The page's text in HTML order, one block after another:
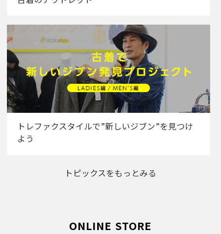
トレファクスタイルで”新しいジブン”を見つけ
よう
トピックスをもっとみる
ONLINE STORE